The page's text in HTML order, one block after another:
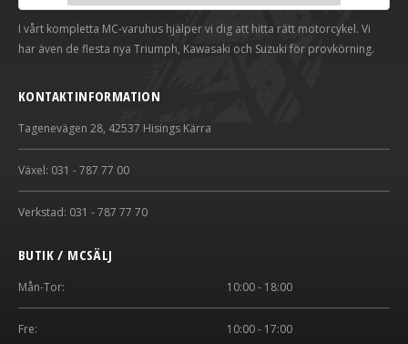
I vårt kompletta MC-varuhus hjälper vi dig att hitta rätt motorcykel. Vi
har även de flesta nya Triumph, Kawasaki och Suzuki för provkörning.
KONTAKTINFORMATION
Tagenevägen 28, 42537 Hisings Kärra
Växel: 031 - 787 77 00
Verkstad: 031 - 787 77 70
BUTIK / MCSÄLJ
Mån-Tor: 10:00 - 18:00
Fre: 10:00 - 17:00